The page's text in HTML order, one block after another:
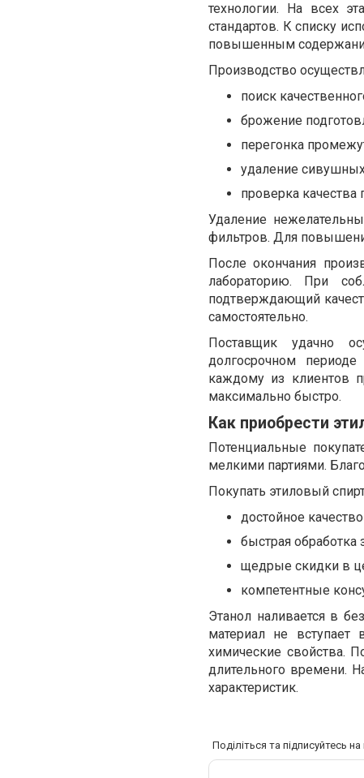
технологии. На всех
стандартов. К списку
повышенным
Производство
поиск
брожение
перегонка
удаление
проверка качества
Удаление
фильтров. Для
После окончания
лабораторию. При
подтверждающий
самостоятельно.
Поставщик удачно
долгосрочном
каждому из клиентов
максимально быстро.
Как приобрести
Потенциальные
мелкими партиями.
Покупать этиловый
достойное
быстрая обработка
щедрые скидки в
компетентные
Этанол наливается в
материал не
химические свойства.
длительного времени.
характеристик.
Поділіться та підписуйтесь